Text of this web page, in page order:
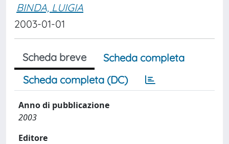
BINDA, LUIGIA
2003-01-01
Scheda breve
Scheda completa
Scheda completa (DC)
Anno di pubblicazione
2003
Editore